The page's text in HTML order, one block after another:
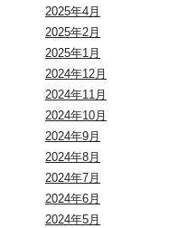
2025年4月
2025年2月
2025年1月
2024年12月
2024年11月
2024年10月
2024年9月
2024年8月
2024年7月
2024年6月
2024年5月